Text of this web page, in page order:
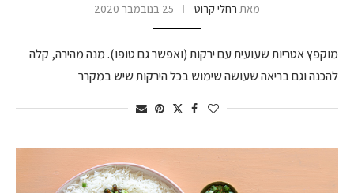
מאת רחלי קרוט 25 בנובמבר 2020
מוקפץ אטריות שעועית עם ירקות (ואפשר גם טופו). מנה מהירה, קלה
להכנה וגם בריאה שעושה שימוש בכל הירקות שיש במקרר